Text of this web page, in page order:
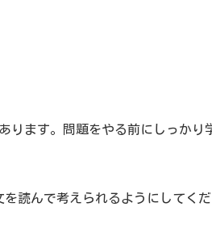
ります。問題をやる前にしっかり
読んで考えられるようにしてく